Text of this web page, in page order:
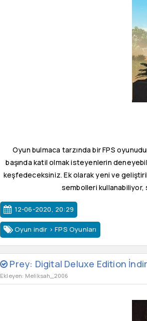
Oyun bulmaca tarzında bir FPS
başında katil olmak isteyenlerin
keşfedeceksiniz. Ek olarak yeni ve
sembolleri kullanabiliyor,
12-06-2020, 20:29
Oyun indir >FPS Oyunları
Prey: Digital Deluxe Edition İndir
Ekleyen: Meliksah_2006